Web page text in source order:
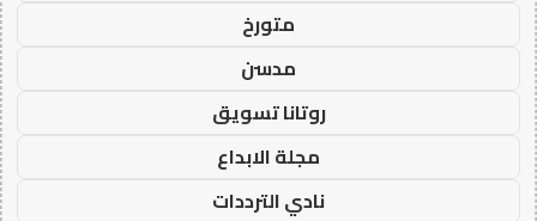
متورخ
مدسن
روتانا تسويق
مجلة الابداع
نادي الترددات